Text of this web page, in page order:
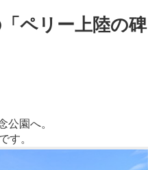
ペリー上陸の
公園へ。
す。